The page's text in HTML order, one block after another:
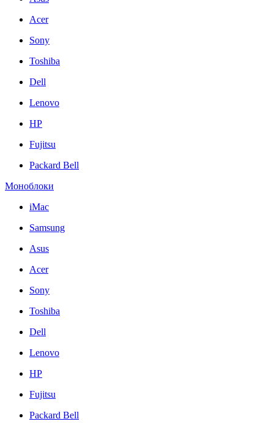
Acer
Sony
Toshiba
Dell
Lenovo
HP
Fujitsu
Packard Bell
Моноблоки
iMac
Samsung
Asus
Acer
Sony
Toshiba
Dell
Lenovo
HP
Fujitsu
Packard Bell